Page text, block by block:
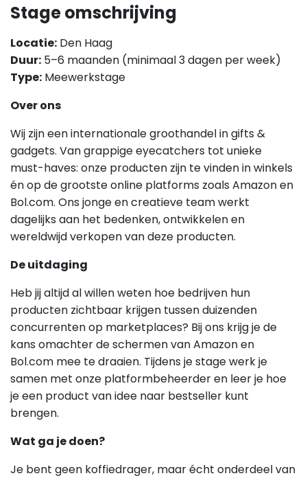
Stage omschrijving
Locatie: Den Haag
Duur: 5–6 maanden (minimaal 3 dagen per week)
Type: Meewerkstage
Over ons
Wij zijn een internationale groothandel in gifts &
gadgets. Van grappige eyecatchers tot unieke
must-haves: onze producten zijn te vinden in winkels
én op de grootste online platforms zoals Amazon en
Bol.com. Ons jonge en creatieve team werkt
dagelijks aan het bedenken, ontwikkelen en
wereldwijd verkopen van deze producten.
De uitdaging
Heb jij altijd al willen weten hoe bedrijven hun
producten zichtbaar krijgen tussen duizenden
concurrenten op marketplaces? Bij ons krijg je de
kans omachter de schermen van Amazon en
Bol.com mee te draaien. Tijdens je stage werk je
samen met onze platformbeheerder en leer je hoe
je een product van idee naar bestseller kunt
brengen.
Wat ga je doen?
Je bent geen koffiedrager, maar écht onderdeel van